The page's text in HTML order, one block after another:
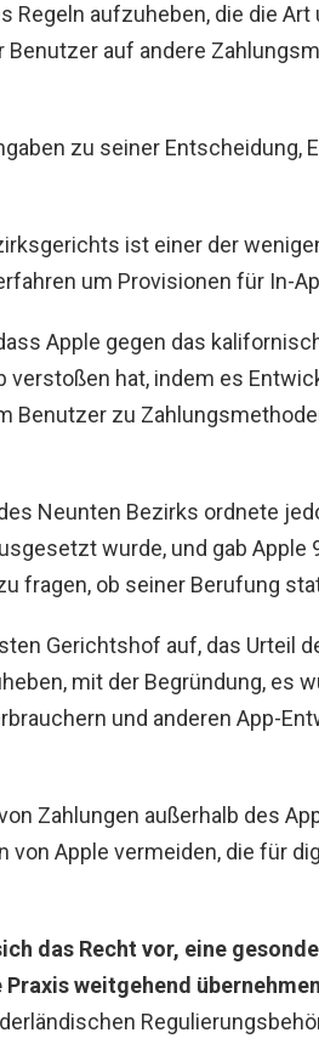
Regeln aufzuheben, die die
Benutzer auf andere
zu seiner Entscheidung,
ist einer der
um Provisionen für In-
Apple gegen das
verstoßen hat, indem es
Benutzer zu
Neunten Bezirks ordnete
wurde, und gab Apple
fragen, ob seiner Berufung
Gerichtshof auf, das Urteil
mit der Begründung, es
und anderen App-
Zahlungen außerhalb des
von Apple vermeiden, die für
das Recht vor, eine
weitgehend